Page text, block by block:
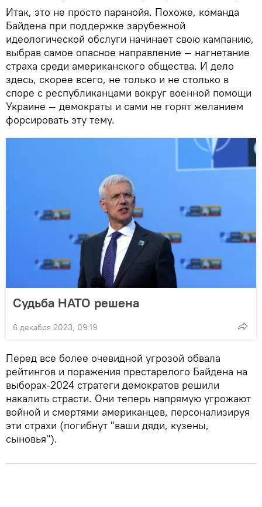
Итак, это не просто паранойя. Похоже, команда
Байдена при поддержке зарубежной
идеологической обслуги начинает свою кампанию,
выбрав самое опасное направление — нагнетание
страха среди американского общества. И дело
здесь, скорее всего, не только и не столько в
споре с республиканцами вокруг военной помощи
Украине — демократы и сами не горят желанием
форсировать эту тему.
Судьба НАТО решена
6 декабря 2023, 09:19
Перед все более очевидной угрозой обвала
рейтингов и поражения престарелого Байдена на
выборах-2024 стратеги демократов решили
накалить страсти. Они теперь напрямую угрожают
войной и смертями американцев, персонализируя
эти страхи (погибнут "ваши дяди, кузены,
сыновья").